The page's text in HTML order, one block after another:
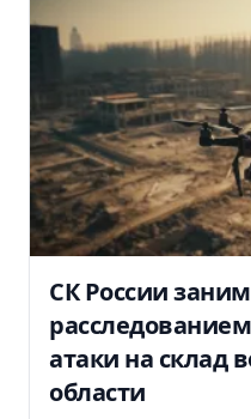
СК России
атаки на склад
области